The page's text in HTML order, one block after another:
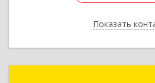
ПоказатьНазад